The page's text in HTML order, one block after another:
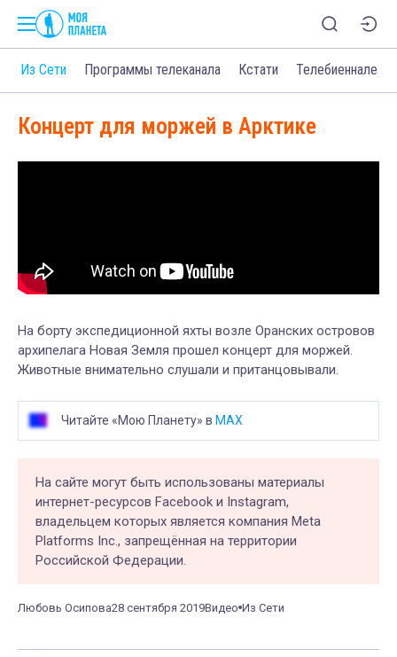
Из Сети Программы телеканала Кстати Телебиеннале
Концерт для моржей в Арктике
На борту экспедиционной яхты возле Оранских островов
архипелага Новая Земля прошел концерт для моржей.
Животные внимательно слушали и пританцовывали.
Читайте «Мою Планету» в MAX
На сайте могут быть использованы материалы
интернет-ресурсов Facebook и Instagram,
владельцем которых является компания Meta
Platforms Inc., запрещённая на территории
Российской Федерации.
Любовь Осипова28 сентября 2019Видео Из Сети